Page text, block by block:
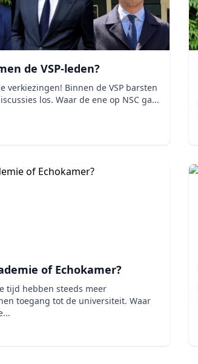
de VSP-leden?
verkiezingen! Binnen de VSP barsten
los. Waar de ene op NSC ga...
of Echokamer?
tijd hebben steeds meer
toegang tot de universiteit. Waar